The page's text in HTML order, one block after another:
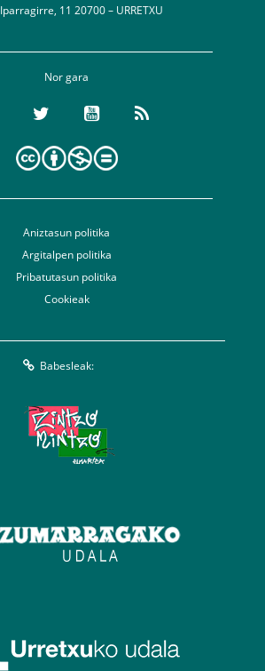
Iparragirre, 11 20700 – URRETXU
Nor gara
Aniztasun politika
Argitalpen politika
Pribatutasun politika
Cookieak
Babesleak: